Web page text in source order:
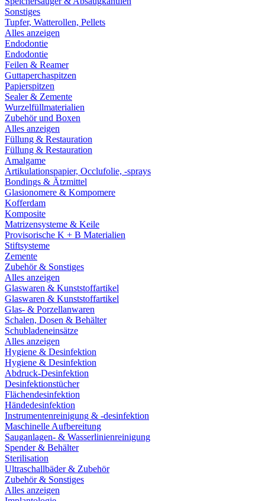
Sonstiges
Tupfer, Watterollen, Pellets
Alles anzeigen
Endodontie
Endodontie
Feilen & Reamer
Guttaperchaspitzen
Papierspitzen
Sealer & Zemente
Wurzelfüllmaterialien
Zubehör und Boxen
Alles anzeigen
Füllung & Restauration
Füllung & Restauration
Amalgame
Artikulationspapier, Occlufolie, -sprays
Bondings & Ätzmittel
Glasionomere & Kompomere
Kofferdam
Komposite
Matrizensysteme & Keile
Provisorische K + B Materialien
Stiftsysteme
Zemente
Zubehör & Sonstiges
Alles anzeigen
Glaswaren & Kunststoffartikel
Glaswaren & Kunststoffartikel
Glas- & Porzellanwaren
Schalen, Dosen & Behälter
Schubladeneinsätze
Alles anzeigen
Hygiene & Desinfektion
Hygiene & Desinfektion
Abdruck-Desinfektion
Desinfektionstücher
Flächendesinfektion
Händedesinfektion
Instrumentenreinigung & -desinfektion
Maschinelle Aufbereitung
Sauganlagen- & Wasserlinienreinigung
Spender & Behälter
Sterilisation
Ultraschallbäder & Zubehör
Zubehör & Sonstiges
Alles anzeigen